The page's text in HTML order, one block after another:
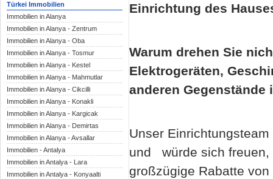
Türkei Immobilien
Immobilien in Alanya
Immobilien in Alanya - Zentrum
Immobilien in Alanya - Oba
Immobilien in Alanya - Tosmur
Immobilien in Alanya - Kestel
Immobilien in Alanya - Mahmutlar
Immobilien in Alanya - Cikcilli
Immobilien in Alanya - Konakli
Immobilien in Alanya - Kargicak
Immobilien in Alanya - Demirtas
Immobilien in Alanya - Avsallar
Immobilien - Antalya
Immobilien in Antalya - Lara
Immobilien in Antalya - Konyaalti
Einrichtung des
Warum drehen Sie
Elektrogeräten,
anderen
Unser
und würde sich freuen,
großzügige Rabatte